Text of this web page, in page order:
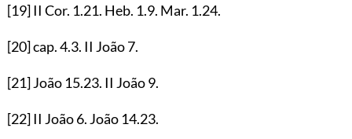
[19]II Cor. 1.21. Heb. 1.9. Mar. 1.24.
[20]cap.4.3. II João7.
[21]João 15.23. II João9.
[22]II João6. João 14.23.